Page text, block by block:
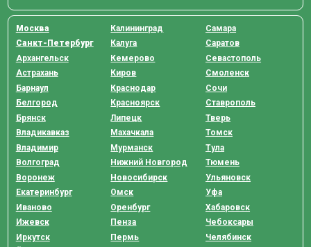
Москва
Санкт-Петербург
Архангельск
Астрахань
Барнаул
Белгород
Брянск
Владикавказ
Владимир
Волгоград
Воронеж
Екатеринбург
Иваново
Ижевск
Иркутск
Калининград
Калуга
Кемерово
Киров
Краснодар
Красноярск
Липецк
Махачкала
Мурманск
Нижний Новгород
Новосибирск
Омск
Оренбург
Пенза
Пермь
Самара
Саратов
Севастополь
Смоленск
Сочи
Ставрополь
Тверь
Томск
Тула
Тюмень
Ульяновск
Уфа
Хабаровск
Чебоксары
Челябинск